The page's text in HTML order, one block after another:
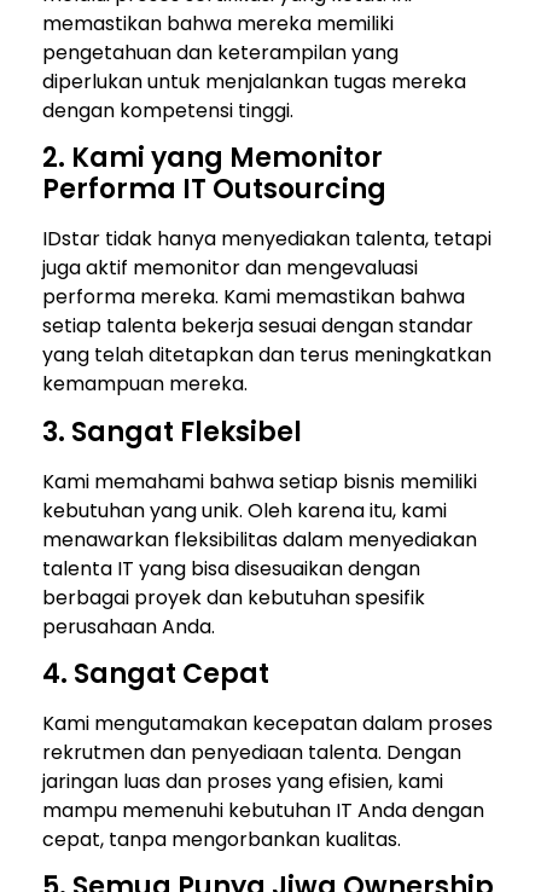
memastikan bahwa mereka memiliki
pengetahuan dan keterampilan yang
diperlukan untuk menjalankan tugas mereka
dengan kompetensi tinggi.
2. Kami yang Memonitor
Performa IT Outsourcing
IDstar tidak hanya menyediakan talenta, tetapi
juga aktif memonitor dan mengevaluasi
performa mereka. Kami memastikan bahwa
setiap talenta bekerja sesuai dengan standar
yang telah ditetapkan dan terus meningkatkan
kemampuan mereka.
3. Sangat Fleksibel
Kami memahami bahwa setiap bisnis memiliki
kebutuhan yang unik. Oleh karena itu, kami
menawarkan fleksibilitas dalam menyediakan
talenta IT yang bisa disesuaikan dengan
berbagai proyek dan kebutuhan spesifik
perusahaan Anda.
4. Sangat Cepat
Kami mengutamakan kecepatan dalam proses
rekrutmen dan penyediaan talenta. Dengan
jaringan luas dan proses yang efisien, kami
mampu memenuhi kebutuhan IT Anda dengan
cepat, tanpa mengorbankan kualitas.